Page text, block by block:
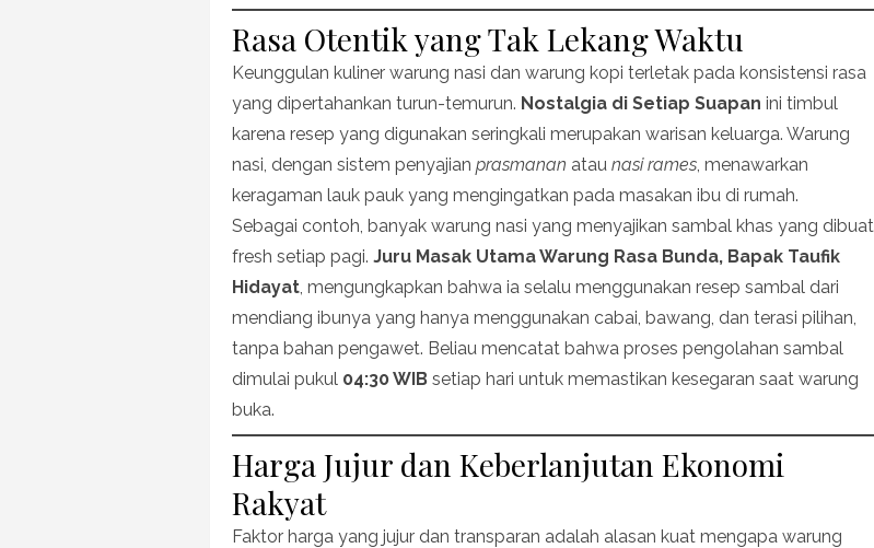
Rasa Otentik yang Tak Lekang Waktu
Keunggulan kuliner warung nasi dan warung kopi terletak pada konsistensi rasa
yang dipertahankan turun-temurun. Nostalgia di Setiap Suapan ini timbul
karena resep yang digunakan seringkali merupakan warisan keluarga. Warung
nasi, dengan sistem penyajian prasmanan atau nasi rames , menawarkan
keragaman lauk pauk yang mengingatkan pada masakan ibu di rumah.
Sebagai contoh, banyak warung nasi yang menyajikan sambal khas yang dibuat
fresh setiap pagi. Juru Masak Utama Warung Rasa Bunda, Bapak Taufik
Hidayat , mengungkapkan bahwa ia selalu menggunakan resep sambal dari
mendiang ibunya yang hanya menggunakan cabai, bawang, dan terasi pilihan,
tanpa bahan pengawet. Beliau mencatat bahwa proses pengolahan sambal
dimulai pukul 04:30 WIB setiap hari untuk memastikan kesegaran saat warung
buka.
Harga Jujur dan Keberlanjutan Ekonomi
Rakyat
Faktor harga yang jujur dan transparan adalah alasan kuat mengapa warung